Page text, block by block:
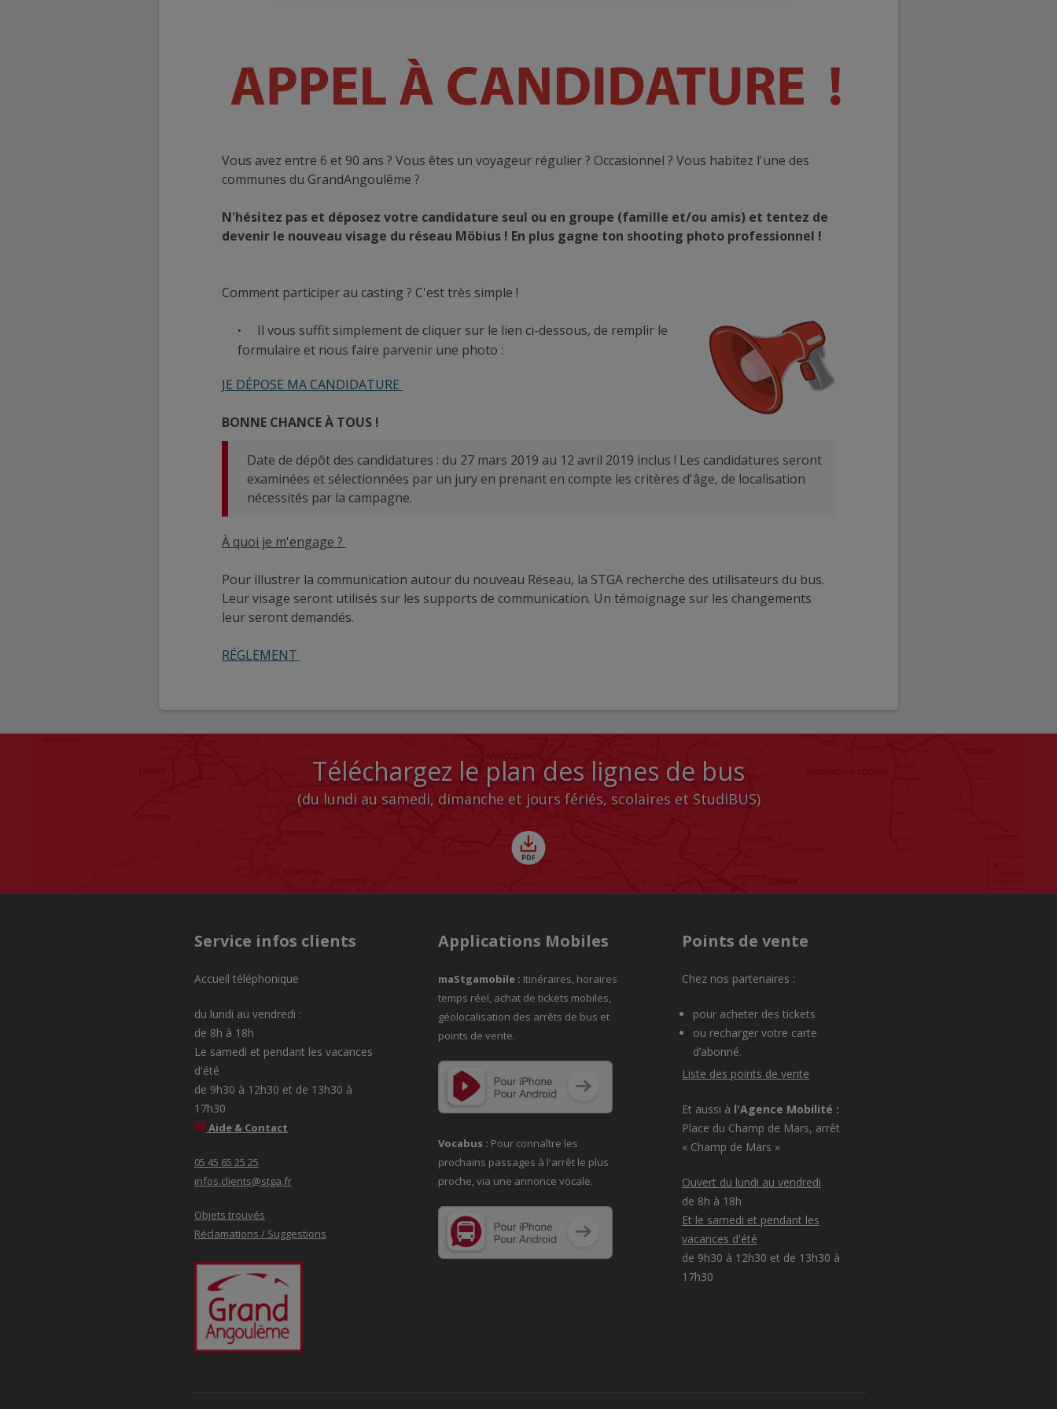
Vous avez entre 6 et 90 ans ? Vous êtes un voyageur régulier ? Occasionnel ? Vous habitez l'une des
communes du GrandAngoulême ?
N'hésitez pas et déposez votre candidature seul ou en groupe (famille et/ou amis) et tentez de
devenir le nouveau visage du réseau Möbius ! En plus gagne ton shooting photo professionnel !
Comment participer au casting ? C'est très simple !
Il vous suffit simplement de cliquer sur le lien ci-dessous, de remplir le
formulaire et nous faire parvenir une photo :
JE DÉPOSE MA CANDIDATURE
BONNE CHANCE À TOUS !
Date de dépôt des candidatures : du 27 mars 2019 au 12 avril 2019 inclus ! Les candidatures seront
examinées et sélectionnées par un jury en prenant en compte les critères d'âge, de localisation
nécessités par la campagne.
À quoi je m'engage ?
Pour illustrer la communication autour du nouveau Réseau, la STGA recherche des utilisateurs du bus.
Leur visage seront utilisés sur les supports de communication. Un témoignage sur les changements
leur seront demandés.
RÉGLEMENT
Téléchargez le plan des lignes de bus
(du lundi au samedi, dimanche et jours fériés, scolaires et StudiBUS)
Service infos clients
Accueil téléphonique
du lundi au vendredi :
de 8h à 18h
Le samedi et pendant les vacances
d'été
de 9h30 à 12h30 et de 13h30 à
17h30
Aide & Contact
05 45 65 25 25
infos.clients@stga.fr
Objets trouvés
Réclamations / Suggestions
Applications Mobiles
maStgamobile : Itinéraires, horaires
temps réel, achat de tickets mobiles,
géolocalisation des arrêts de bus et
points de vente.
Vocabus : Pour connaître les
prochains passages à l'arrêt le plus
proche, via une annonce vocale.
Points de vente
Chez nos partenaires :
pour acheter des tickets
ou recharger votre carte
d’abonné.
Liste des points de vente
Et aussi à l'Agence Mobilité :
Place du Champ de Mars, arrêt
« Champ de Mars »
Ouvert du lundi au vendredi
de 8h à 18h
Et le samedi et pendant les
vacances d'été
de 9h30 à 12h30 et de 13h30 à
17h30